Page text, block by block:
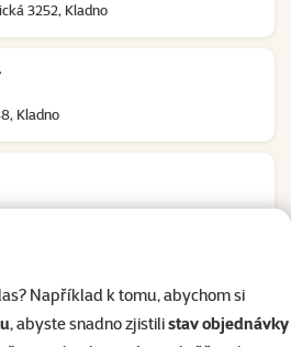
Například k tomu, abychom si
, abyste snadno zjistilistav objednávky
3252, Kladno
Kladno